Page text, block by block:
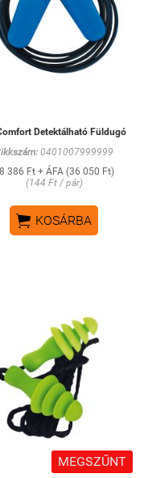
Detektálható Füldugó
0401007999999
386 Ft + ÁFA (36 050 Ft)
(144 Ft / pár)
 KOSÁRBA
MEGSZŰNT